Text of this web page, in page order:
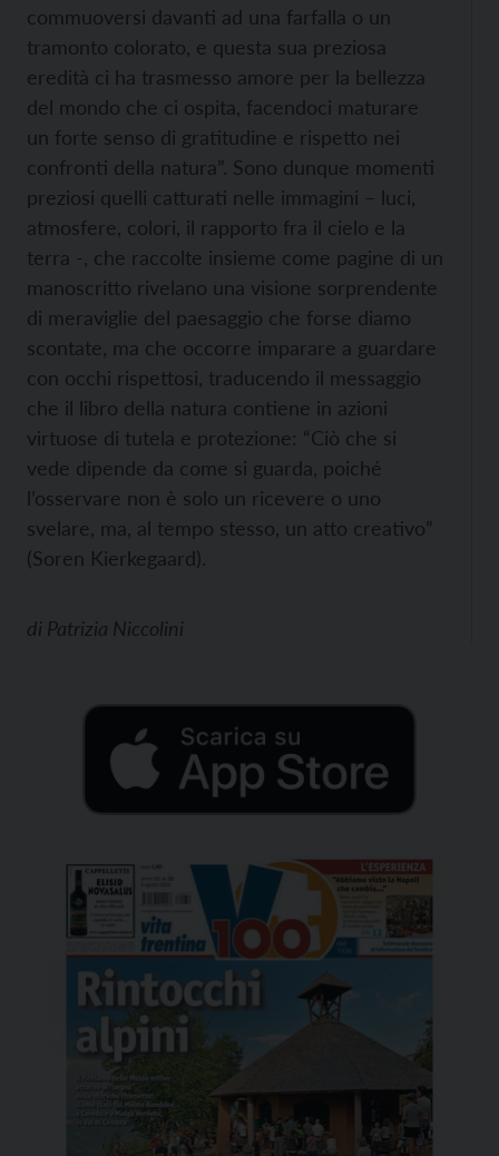
commuoversi davanti ad una farfalla o un
tramonto colorato, e questa sua preziosa
eredità ci ha trasmesso amore per la bellezza
del mondo che ci ospita, facendoci maturare
un forte senso di gratitudine e rispetto nei
confronti della natura”. Sono dunque momenti
preziosi quelli catturati nelle immagini – luci,
atmosfere, colori, il rapporto fra il cielo e la
terra -, che raccolte insieme come pagine di un
manoscritto rivelano una visione sorprendente
di meraviglie del paesaggio che forse diamo
scontate, ma che occorre imparare a guardare
con occhi rispettosi, traducendo il messaggio
che il libro della natura contiene in azioni
virtuose di tutela e protezione: “Ciò che si
vede dipende da come si guarda, poiché
l’osservare non è solo un ricevere o uno
svelare, ma, al tempo stesso, un atto creativo”
(Soren Kierkegaard).
di Patrizia Niccolini